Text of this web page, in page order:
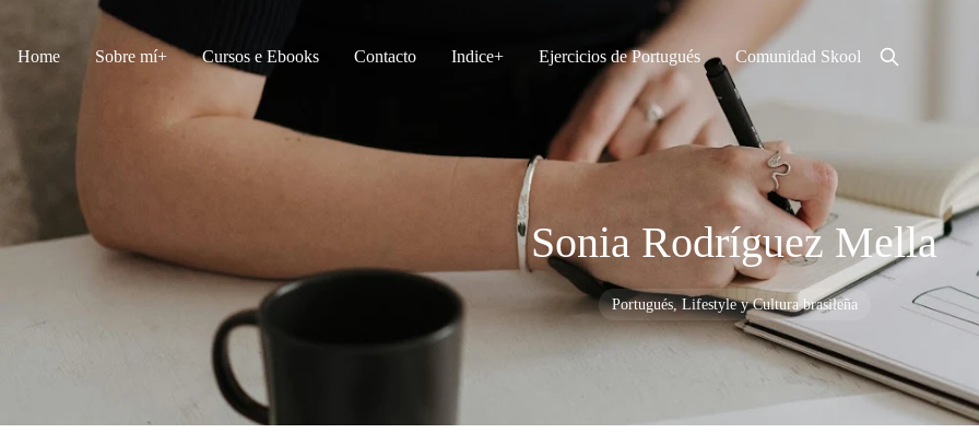
Home Sobre mí Cursos e Ebooks Contacto Indice Ejercicios de Portugués Comunidad Skool
Sonia Rodríguez Mella
Portugués, Lifestyle y Cultura brasileña